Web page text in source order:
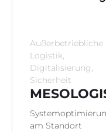
Kontakt
Außerbetriebliche
Logistik,
Digitalisierung,
Sicherheit
am Standort